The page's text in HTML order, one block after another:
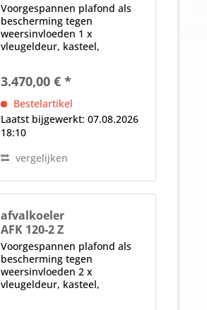
Voorgespannen plafond als
bescherming tegen
weersinvloeden 1 x
vleugeldeur, kasteel,
verwisselbaar zonder
gereedschap elektronische
controle (achter het
diafragma)...
3.470,00 € *
Bestelartikel
Laatst bijgewerkt: 07.08.2026
18:10
vergelijken
afvalkoeler
AFK 120-2 Z
Voorgespannen plafond als
bescherming tegen
weersinvloeden 2 x
vleugeldeur, kasteel,